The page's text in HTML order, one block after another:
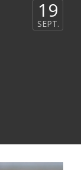
19
SEPT.